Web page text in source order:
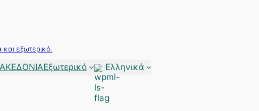
και εξωτερικό.
Εξωτερικό Ελληνικά